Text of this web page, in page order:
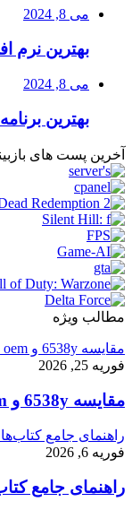
می 8, 2024
بهترین نرم افزار
می 8, 2024
بهترین برنامه های
آخرین پست های
مطالب ویژه
مقایسه 6538y و intel xeon platinum 8470q oem
فوریه 25, 2026
مقایسه 6538y و intel xeon platinum 8470q oem
راهنمای جامع
فوریه 6, 2026
راهنمای جامع